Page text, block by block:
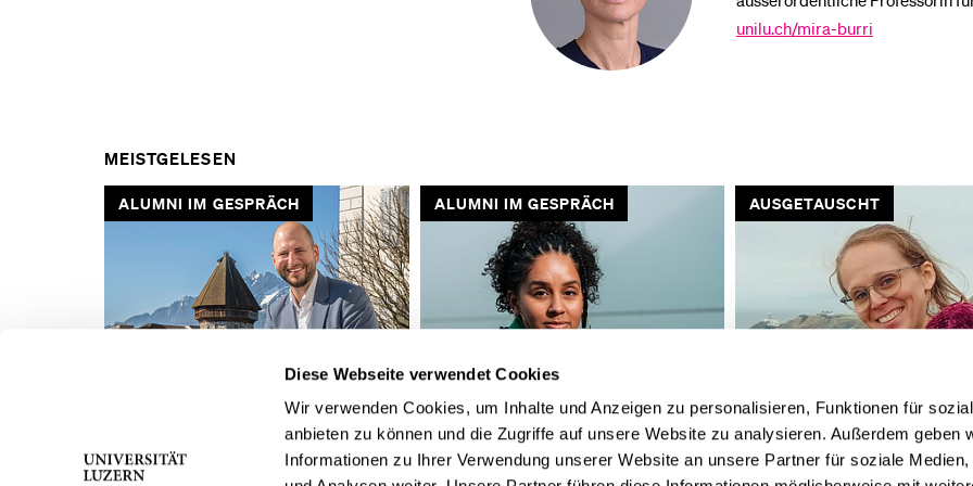
Diese Webseite verwendet Cookies
Wir verwenden Cookies, um Inhalte und Anzeigen zu personalisieren, Funktionen für
anbieten zu können und die Zugriffe auf unsere Website zu analysieren. Außerdem geben
Informationen zu Ihrer Verwendung unserer Website an unsere Partner für soziale Medien,
unilu.ch/mira-burri
MEISTGELESEN
ALUMNI IM GESPRÄCH
«Entscheidend ist der Mut,
anzufangen»
AUSGETAUSCHT
«Busfahren in Irland ist ein
Abenteuer»
FORSCHUNG
Krankenversicherung: «Das
perfekte System gibt es nicht»
VORHERIGE
ANZEIGEN